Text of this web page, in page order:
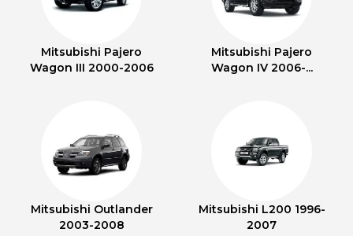
Mitsubishi Pajero
Wagon III 2000-2006
Mitsubishi Pajero
Wagon IV 2006-...
Mitsubishi Outlander
2003-2008
Mitsubishi L200 1996-
2007